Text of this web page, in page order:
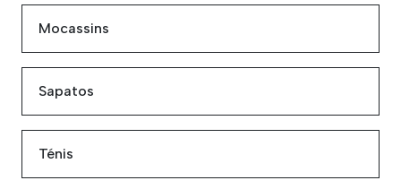
Mocassins
Sapatos
Ténis